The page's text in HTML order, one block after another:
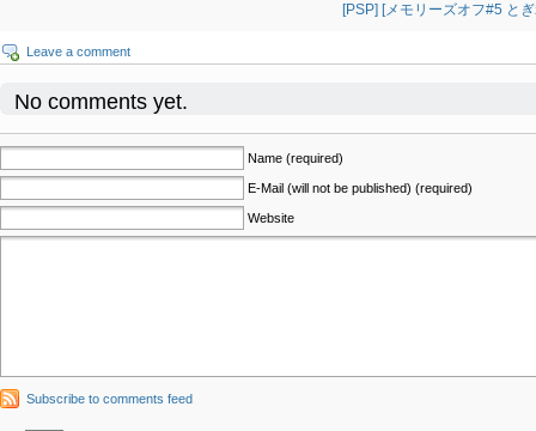
[PSP] [メモリーズオフ#5 と
Leave a comment
No comments yet.
Name (required)
E-Mail (will not be published) (required)
Website
Subscribe to comments feed